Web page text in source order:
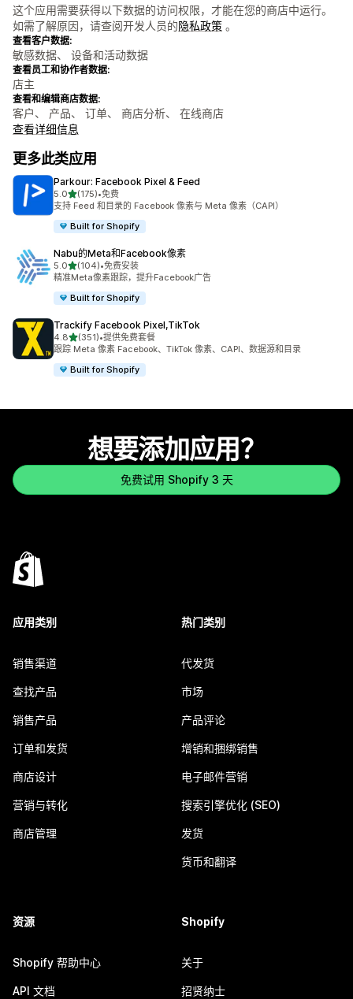
这个应用需要获得以下数据的访问权限，才能在您的商店中运行。
如需了解原因，请查阅开发人员的隐私政策 。
查看客户数据:
敏感数据、 设备和活动数据
查看员工和协作者数据:
店主
查看和编辑商店数据:
客户、 产品、 订单、 商店分析、 在线商店
查看详细信息
更多此类应用
Parkour: Facebook Pixel & Feed
5.0星（满分 5 星）
(175)
总共 175 条评论
•免费
支持 Feed 和目录的 Facebook 像素与 Meta 像素（CAPI）
Built for Shopify
Nabu的Meta和Facebook像素
5.0星（满分 5 星）
(104)
总共 104 条评论
•免费安装
精准Meta像素跟踪，提升Facebook广告
Built for Shopify
Trackify Facebook Pixel,TikTok
4.8星（满分 5 星）
(351)
总共 351 条评论
•提供免费套餐
跟踪 Meta 像素 Facebook、TikTok 像素、CAPI、数据源和目录
Built for Shopify
想要添加应用？
免费试用 Shopify 3 天
应用类别
销售渠道
查找产品
销售产品
订单和发货
商店设计
营销与转化
商店管理
热门类别
代发货
市场
产品评论
增销和捆绑销售
电子邮件营销
搜索引擎优化 (SEO)
发货
货币和翻译
资源
Shopify 帮助中心
API 文档
Shopify
关于
招贤纳士